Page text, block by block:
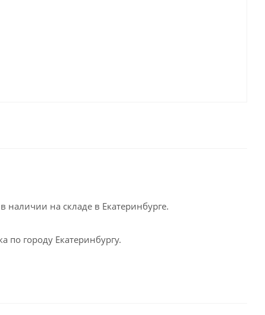
наличии на складе в Екатеринбурге.
городу Екатеринбургу.